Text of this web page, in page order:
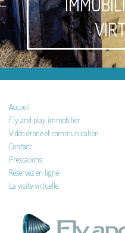
Accueil
Fly and play immobilier
Vidéo drone et communication
Contact
Prestations
Réservez en ligne
La visite virtuelle